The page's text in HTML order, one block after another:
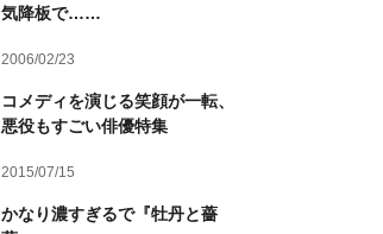
気降板で……
2006/02/23
コメディを演じる笑顔が一転、
悪役もすごい俳優特集
2015/07/15
かなり濃すぎるで『牡丹と薔